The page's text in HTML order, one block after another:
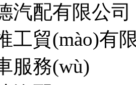
汽配有限公司
工貿(mào)有
服務(wù)